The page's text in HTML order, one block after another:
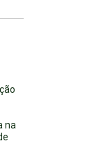
na